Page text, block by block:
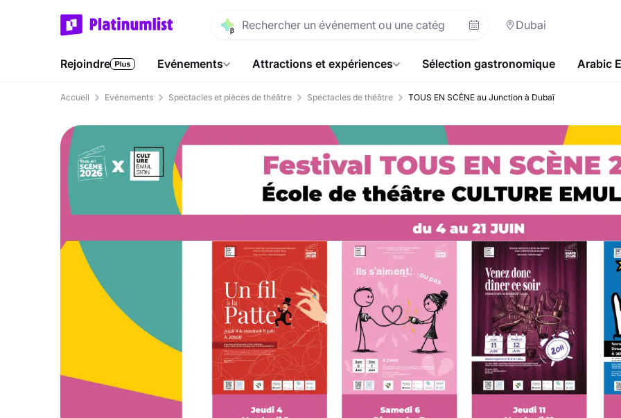
Dubai
Rejoindre Evénements Attractions et expériences Sélection gastronomique Arabic
Accueil Evénements Spectacles et pièces de théâtre Spectacles de théâtre TOUS EN SCÈNE au Junction à Dubaï